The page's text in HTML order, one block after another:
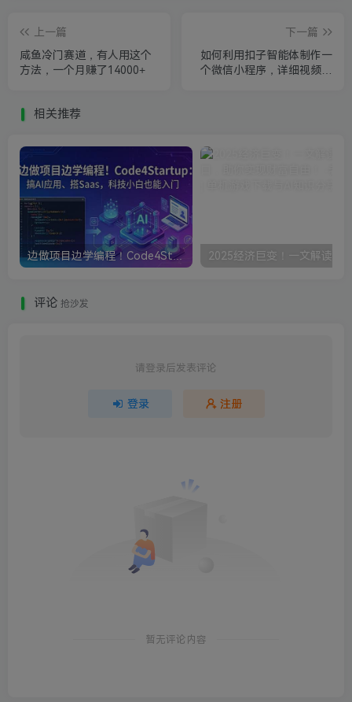
上一篇
咸鱼冷门赛道，有人用这个
方法，一个月赚了14000+
下一篇
如何利用扣子智能体制作一
个微信小程序，详细视频教
相关推荐
边做项目边学编程！Code4Startup搞AI应用、搭Saas，科技小白也能入门
评论 抢沙发
请登录后发表评论
登录 注册
暂无评论内容